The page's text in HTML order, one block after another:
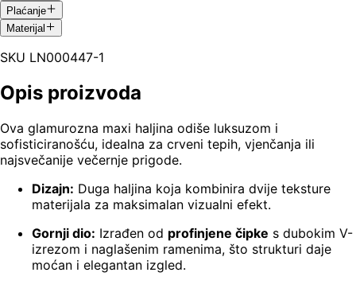
Plaćanje
Materijal
SKU LN000447-1
Opis proizvoda
Ova glamurozna maxi haljina odiše luksuzom i
sofisticiranošću, idealna za crveni tepih, vjenčanja ili
najsvečanije večernje prigode.
Dizajn: Duga haljina koja kombinira dvije teksture
materijala za maksimalan vizualni efekt.
Gornji dio: Izrađen od profinjene čipke s dubokim V-
izrezom i naglašenim ramenima, što strukturi daje
moćan i elegantan izgled.